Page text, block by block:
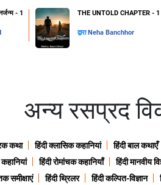
- 1 THE UNTOLD CHAPTER - 1
द्वारा Neha Banchhor
अन्य रसप्रद
कथा हिंदी क्लासिक कहानियां हिंदी बाल कथाएँ
हिंदी रोमांचक कहानियाँ हिंदी मानवीय
समीक्षाएं हिंदी थ्रिलर हिंदी कल्पित-विज्ञान